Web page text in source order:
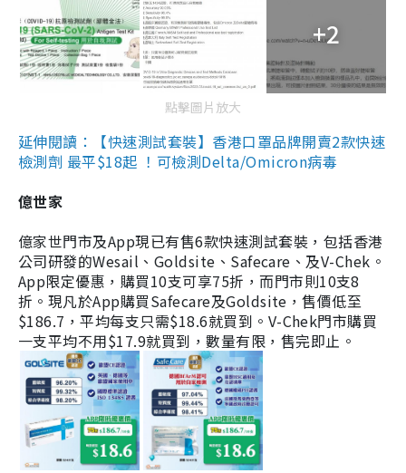
+2
點擊圖片放大
延伸閱讀：【快速測試套裝】香港口罩品牌開賣2款快速
檢測劑 最平$18起 ！可檢測Delta/Omicron病毒
億世家
億家世門市及App現已有售6款快速測試套裝，包括香港
公司研發的Wesail、Goldsite、Safecare、及V-Chek。
App限定優惠，購買10支可享75折，而門市則10支8
折。現凡於App購買Safecare及Goldsite，售價低至
$186.7，平均每支只需$18.6就買到。V-Chek門市購買
一支平均不用$17.9就買到，數量有限，售完即止。